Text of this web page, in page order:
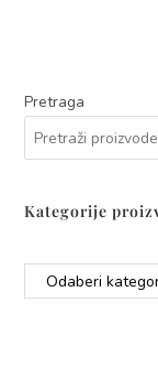
Pretraga
Kategorije